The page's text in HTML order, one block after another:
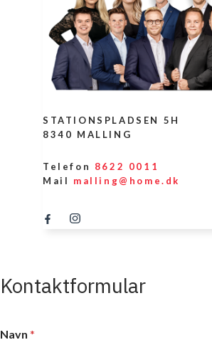
STATIONSPLADSEN 5H
8340 MALLING
Telefon 8622 0011
Mail malling@home.dk
Kontaktformular
Navn *